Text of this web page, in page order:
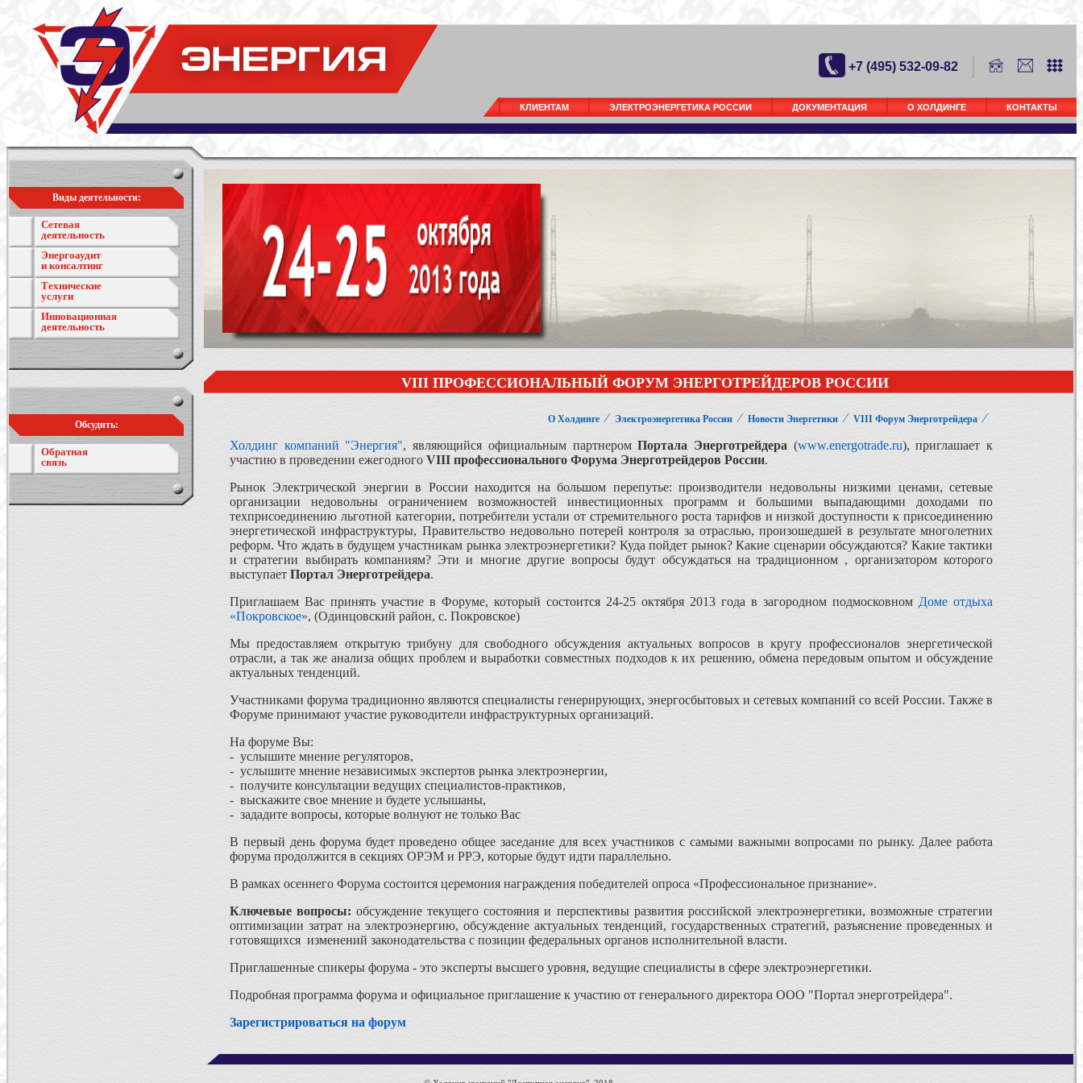
+7 (495) 532-09-82
КЛИЕНТАМ ЭЛЕКТРОЭНЕРГЕТИКА РОССИИ ДОКУМЕНТАЦИЯ О ХОЛДИНГЕ КОНТАКТЫ
Виды деятельности:
Сетевая
деятельность
Энергоаудит
и консалтинг
Технические
услуги
Инновационная
деятельность
Обсудить:
Обратная
связь
VIII ПРОФЕССИОНАЛЬНЫЙ ФОРУМ ЭНЕРГОТРЕЙДЕРОВ РОССИИ
О Холдинге ⁄ Электроэнергетика России ⁄ Новости Энергетики ⁄ VIII Форум Энерготрейдера ⁄
Холдинг компаний "Энергия", являющийся официальным партнеромПортала Энерготрейдера (www.energotrade.ru), приглашает к
участию в проведении ежегодного VIII профессионального Форума Энерготрейдеров России.
Рынок Электрической энергии в России находится на большом перепутье: производители недовольны низкими ценами, сетевые
организации недовольны ограничением возможностей инвестиционных программ и большими выпадающими доходами по
техприсоединению льготной категории, потребители устали от стремительного роста тарифов и низкой доступности к присоединению
энергетической инфраструктуры, Правительство недовольно потерей контроля за отраслью, произошедшей в результате многолетних
реформ. Что ждать в будущем участникам рынка электроэнергетики? Куда пойдет рынок? Какие сценарии обсуждаются? Какие тактики
и стратегии выбирать компаниям? Эти и многие другие вопросы будут обсуждаться на традиционном , организатором которого
выступает Портал Энерготрейдера.
Приглашаем Вас принять участие в Форуме, который состоится 24-25 октября 2013 года в загородном подмосковном Доме отдыха
«Покровское», (Одинцовский район, с. Покровское)
Мы предоставляем открытую трибуну для свободного обсуждения актуальных вопросов в кругу профессионалов энергетической
отрасли, а так же анализа общих проблем и выработки совместных подходов к их решению, обмена передовым опытом и обсуждение
актуальных тенденций.
Участниками форума традиционно являются специалисты генерирующих, энергосбытовых и сетевых компаний со всей России. Также в
Форуме принимают участие руководители инфраструктурных организаций.
На форуме Вы:
- услышите мнение регуляторов,
- услышите мнение независимых экспертов рынка электроэнергии,
- получите консультации ведущих специалистов-практиков,
- выскажите свое мнение и будете услышаны,
- зададите вопросы, которые волнуют не только Вас
В первый день форума будет проведено общее заседание для всех участников с самыми важными вопросами по рынку. Далее работа
форума продолжится в секциях ОРЭМ и РРЭ, которые будут идти параллельно.
В рамках осеннего Форума состоится церемония награждения победителей опроса «Профессиональное признание».
Ключевые вопросы: обсуждение текущего состояния и перспективы развития российской электроэнергетики, возможные стратегии
оптимизации затрат на электроэнергию, обсуждение актуальных тенденций, государственных стратегий, разъяснение проведенных и
готовящихся изменений законодательства с позиции федеральных органов исполнительной власти.
Приглашенные спикеры форума - это эксперты высшего уровня, ведущие специалисты в сфере электроэнергетики.
Подробная программа форума и официальное приглашение к участию от генерального директора ООО "Портал энерготрейдера".
Зарегистрироваться на форум